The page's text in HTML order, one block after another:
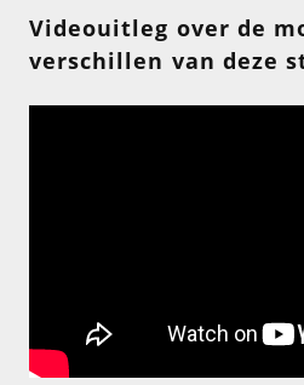
Videouitleg over de
verschillen van deze